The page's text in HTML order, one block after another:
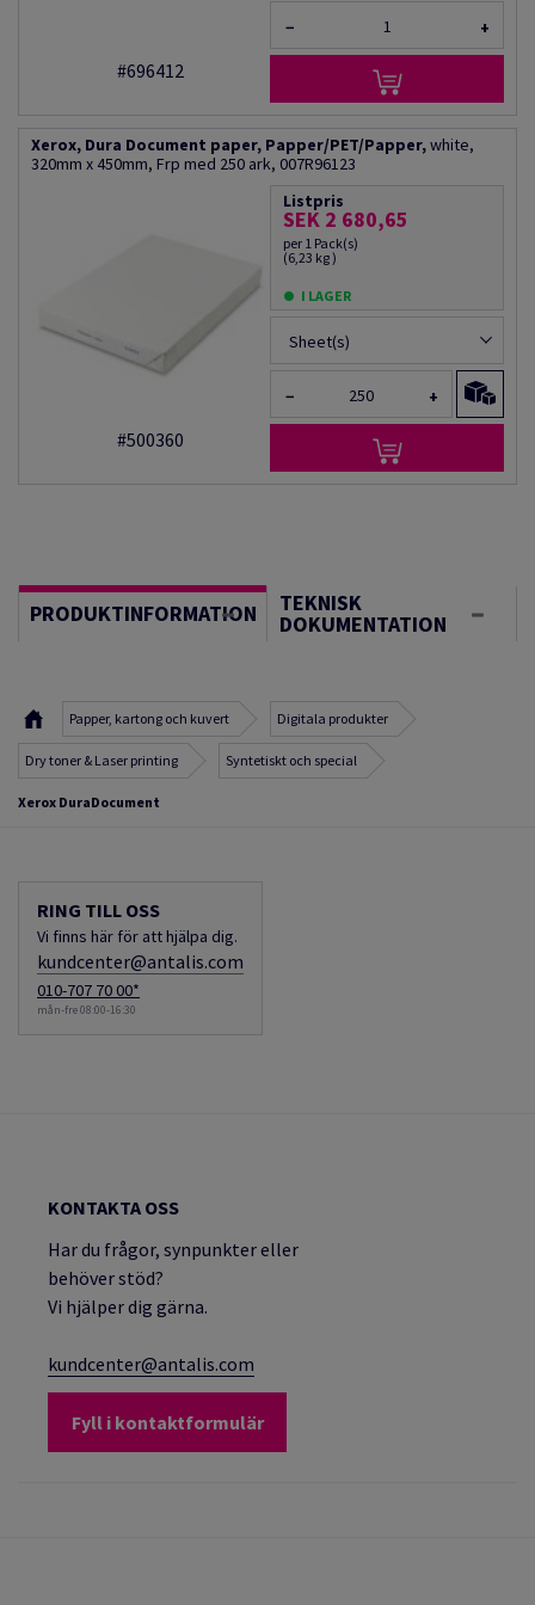
#696412
− +
Xerox, Dura Document paper, Papper/PET/Papper,white,
320mm x 450mm, Frp med 250 ark, 007R96123
#500360
Listpris
SEK 2 680,65
per 1 Pack(s)
(6,23 kg )
I LAGER
Sheet(s)
− +
PRODUKTINFORMATION TEKNISK
DOKUMENTATION
Papper, kartong och kuvert Digitala produkter
Dry toner & Laser printing Syntetiskt och special
Xerox DuraDocument
RING TILL OSS
Vi finns här för att hjälpa dig.
kundcenter@antalis.com
010-707 70 00*
mån-fre 08:00-16:30
KONTAKTA OSS
Har du frågor, synpunkter eller
behöver stöd?
Vi hjälper dig gärna.
kundcenter@antalis.com
Fyll i kontaktformulär